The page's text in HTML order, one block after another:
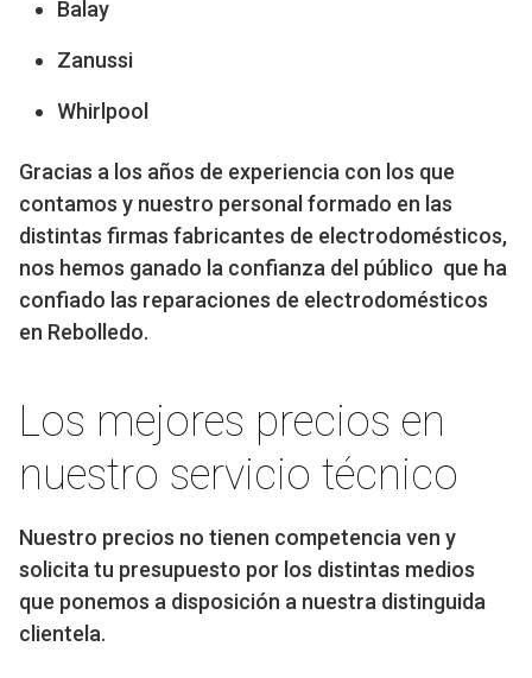
Balay
Zanussi
Whirlpool
Gracias a los años de experiencia con los que
contamos y nuestro personal formado en las
distintas firmas fabricantes de electrodomésticos,
nos hemos ganado la confianza del público que ha
confiado las reparaciones de electrodomésticos
en Rebolledo.
Los mejores precios en
nuestro servicio técnico
Nuestro precios no tienen competencia ven y
solicita tu presupuesto por los distintas medios
que ponemos a disposición a nuestra distinguida
clientela.